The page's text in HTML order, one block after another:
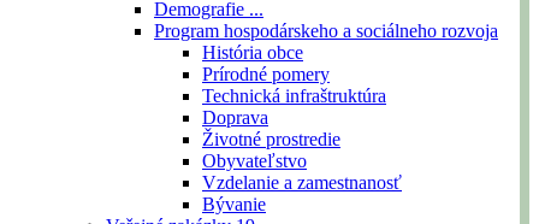
Demografie ...
Program hospodárskeho a sociálneho rozvoja
História obce
Prírodné pomery
Technická infraštruktúra
Doprava
Životné prostredie
Obyvateľstvo
Vzdelanie a zamestnanosť
Bývanie